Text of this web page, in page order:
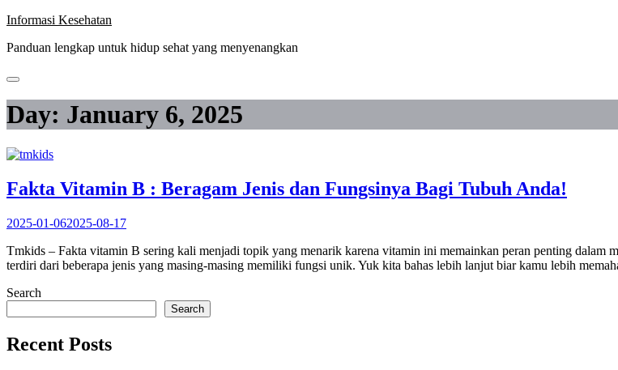
Skip
content
Informasi Kesehatan
Panduan lengkap untuk hidup sehat yang menyenangkan
Day: January 6, 2025
Fakta Vitamin B : Beragam Jenis dan Fungsinya Bagi Tubuh Anda!
2025-01-062025-08-17
Tmkids – Fakta vitamin B sering kali menjadi topik yang menarik karena vitamin ini memainkan peran penting dalam
terdiri dari beberapa jenis yang masing-masing memiliki fungsi unik. Yuk kita bahas lebih lanjut biar kamu lebih
Search
Search
Recent Posts